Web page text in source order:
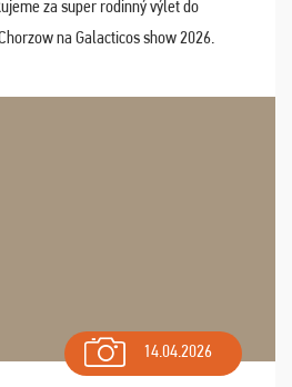
za super rodinný výlet do
na Galacticos show 2026.
park Legendia, previe ...
14.04.2026